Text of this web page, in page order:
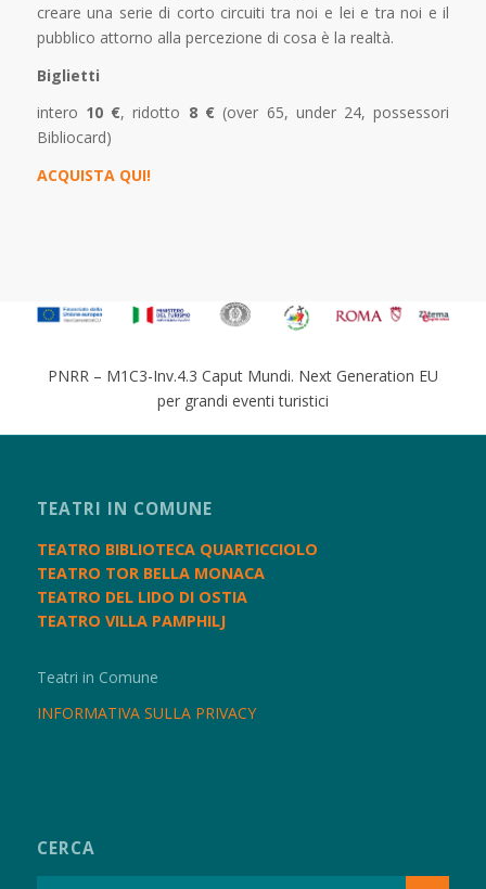
creare una serie di corto circuiti tra noi e lei e tra noi e il
pubblico attorno alla percezione di cosa è la realtà.
Biglietti
intero 10 €, ridotto 8 € (over 65, under 24, possessori
Bibliocard)
ACQUISTA QUI!
PNRR – M1C3-Inv.4.3 Caput Mundi. Next Generation EU
per grandi eventi turistici
TEATRI IN COMUNE
TEATRO BIBLIOTECA QUARTICCIOLO
TEATRO TOR BELLA MONACA
TEATRO DEL LIDO DI OSTIA
TEATRO VILLA PAMPHILJ
Teatri in Comune
INFORMATIVA SULLA PRIVACY
CERCA